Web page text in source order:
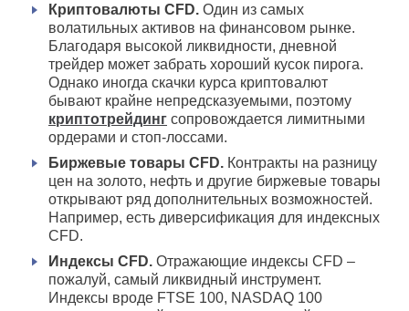
Криптовалюты CFD. Один из самых
волатильных активов на финансовом рынке.
Благодаря высокой ликвидности, дневной
трейдер может забрать хороший кусок пирога.
Однако иногда скачки курса криптовалют
бывают крайне непредсказуемыми, поэтому
криптотрейдинг сопровождается лимитными
ордерами и стоп-лоссами.
Биржевые товары CFD. Контракты на разницу
цен на золото, нефть и другие биржевые товары
открывают ряд дополнительных возможностей.
Например, есть диверсификация для индексных
CFD.
Индексы CFD. Отражающие индексы CFD –
пожалуй, самый ликвидный инструмент.
Индексы вроде FTSE 100, NASDAQ 100